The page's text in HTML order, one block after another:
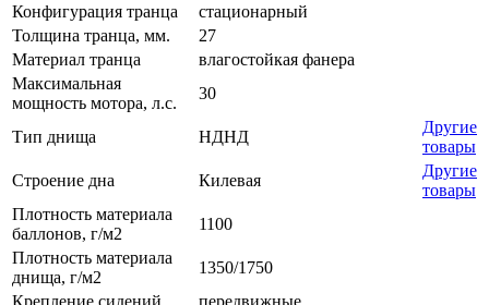
Конфигурация транца
стационарный
Толщина транца, мм.
27
Материал транца
влагостойкая фанера
Максимальная
мощность мотора, л.с.
30
Тип днища НДНД
Другие
товары
Строение дна
Килевая
Другие
товары
Плотность материала
баллонов, г/м2
1100
Плотность материала
днища, г/м2
1350/1750
Крепление сидений
передвижные